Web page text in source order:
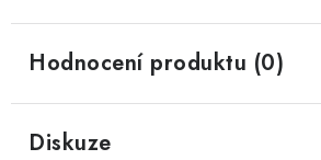
Hodnocení produktu (0)
Diskuze